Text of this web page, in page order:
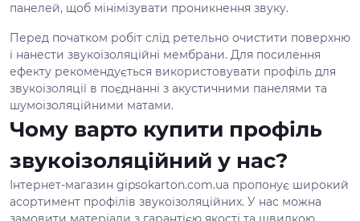
панелей, щоб мінімізувати проникнення звуку.
Перед початком робіт слід ретельно очистити поверхню
і нанести звукоізоляційні мембрани. Для посилення
ефекту рекомендується використовувати профіль для
звукоізоляції в поєднанні з акустичними панелями та
шумоізоляційними матами.
Чому варто купити профіль
звукоізоляційний у нас?
Інтернет-магазин gipsokarton.com.ua пропонує широкий
асортимент профілів звукоізоляційних. У нас можна